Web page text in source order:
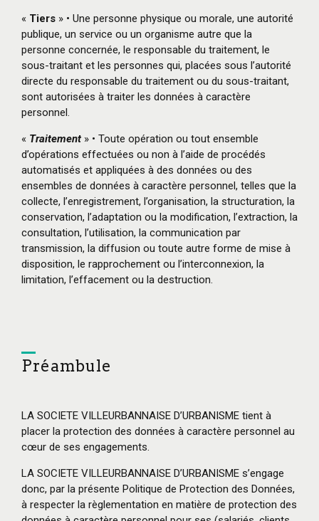
« Tiers » • Une personne physique ou morale, une autorité
publique, un service ou un organisme autre que la
personne concernée, le responsable du traitement, le
sous-traitant et les personnes qui, placées sous l’autorité
directe du responsable du traitement ou du sous-traitant,
sont autorisées à traiter les données à caractère
personnel.
« Traitement » • Toute opération ou tout ensemble
d’opérations effectuées ou non à l’aide de procédés
automatisés et appliquées à des données ou des
ensembles de données à caractère personnel, telles que la
collecte, l’enregistrement, l’organisation, la structuration, la
conservation, l’adaptation ou la modification, l’extraction, la
consultation, l’utilisation, la communication par
transmission, la diffusion ou toute autre forme de mise à
disposition, le rapprochement ou l’interconnexion, la
limitation, l’effacement ou la destruction.
Préambule
LA SOCIETE VILLEURBANNAISE D’URBANISME tient à
placer la protection des données à caractère personnel au
cœur de ses engagements.
LA SOCIETE VILLEURBANNAISE D’URBANISME s’engage
donc, par la présente Politique de Protection des Données,
à respecter la règlementation en matière de protection des